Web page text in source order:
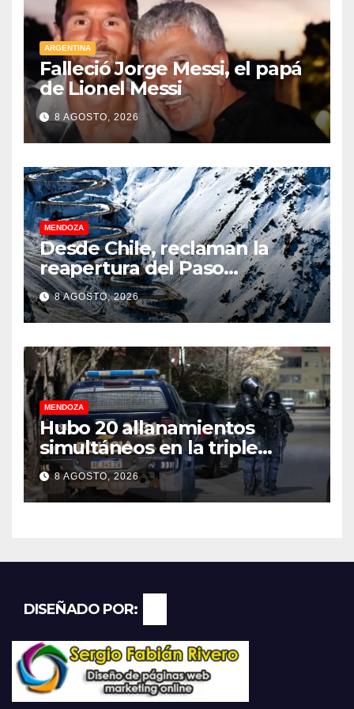
nuclear
ARGENTINA
Falleció Jorge Messi, el papá
de Lionel Messi
8 AGOSTO, 2026
MENDOZA
Desde Chile, reclaman la
reapertura del Paso
Internacional Los
Libertadores: pérdidas
millonarias
8 AGOSTO, 2026
MENDOZA
Hubo 20 allanamientos
simultáneos en la triple
frontera de Luján, Maipú y
Godoy Cruz
8 AGOSTO, 2026
DISEÑADO POR: